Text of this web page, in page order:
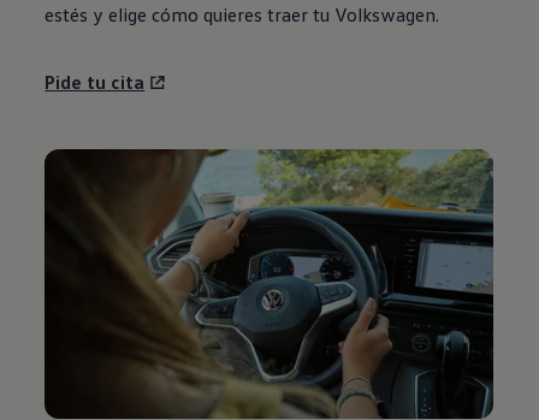
estés y elige cómo quieres traer tu Volkswagen.
Pide tu cita